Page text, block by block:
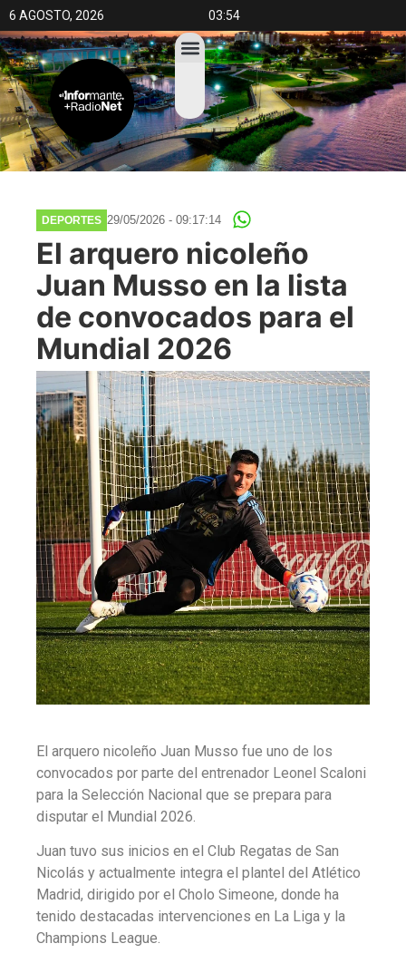
6 AGOSTO, 2026 03:54
DEPORTES 29/05/2026 - 09:17:14
El arquero nicoleño
Juan Musso en la lista
de convocados para el
Mundial 2026
El arquero nicoleño Juan Musso fue uno de los
convocados por parte del entrenador Leonel Scaloni
para la Selección Nacional que se prepara para
disputar el Mundial 2026.
Juan tuvo sus inicios en el Club Regatas de San
Nicolás y actualmente integra el plantel del Atlético
Madrid, dirigido por el Cholo Simeone, donde ha
tenido destacadas intervenciones en La Liga y la
Champions League.